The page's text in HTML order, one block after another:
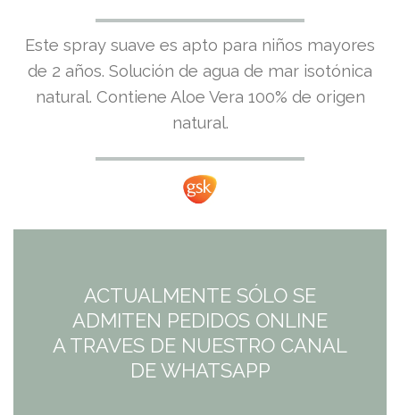
Este spray suave es apto para niños mayores
de 2 años. Solución de agua de mar isotónica
natural. Contiene Aloe Vera 100% de origen
natural.
ACTUALMENTE SÓLO SE
ADMITEN PEDIDOS ONLINE
A TRAVES DE NUESTRO CANAL
DE WHATSAPP